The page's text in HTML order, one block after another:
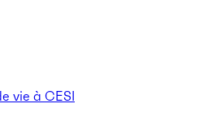
vie à CESI